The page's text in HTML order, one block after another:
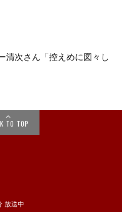
清次さん「控えめに図々し
TO TOP
放送中